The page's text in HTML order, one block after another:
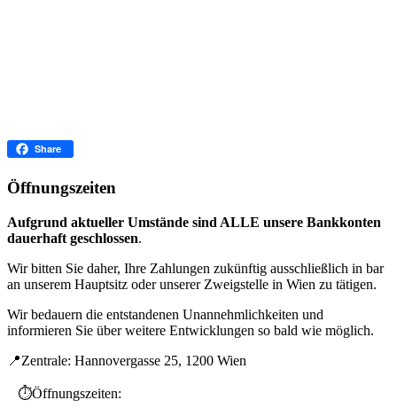
Facebook
Share
Öffnungszeiten
Aufgrund aktueller Umstände sind ALLE unsere Bankkonten
dauerhaft geschlossen.
Wir bitten Sie daher, Ihre Zahlungen zukünftig ausschließlich in bar
an unserem Hauptsitz oder unserer Zweigstelle in Wien zu tätigen.
Wir bedauern die entstandenen Unannehmlichkeiten und
informieren Sie über weitere Entwicklungen so bald wie möglich.
📍Zentrale: Hannovergasse 25, 1200 Wien
⏱️Öffnungszeiten: